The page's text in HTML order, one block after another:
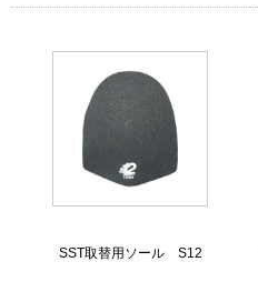
SST取替用ソール S12